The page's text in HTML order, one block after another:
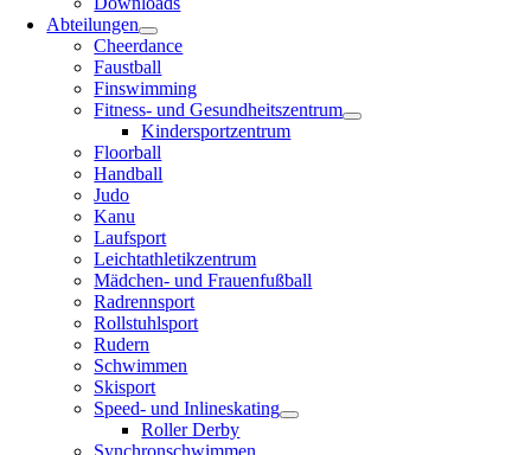
Abteilungen
Cheerdance
Faustball
Finswimming
Fitness- und Gesundheitszentrum
Kindersportzentrum
Floorball
Handball
Judo
Kanu
Laufsport
Leichtathletikzentrum
Mädchen- und Frauenfußball
Radrennsport
Rollstuhlsport
Rudern
Schwimmen
Skisport
Speed- und Inlineskating
Roller Derby
Synchronschwimmen